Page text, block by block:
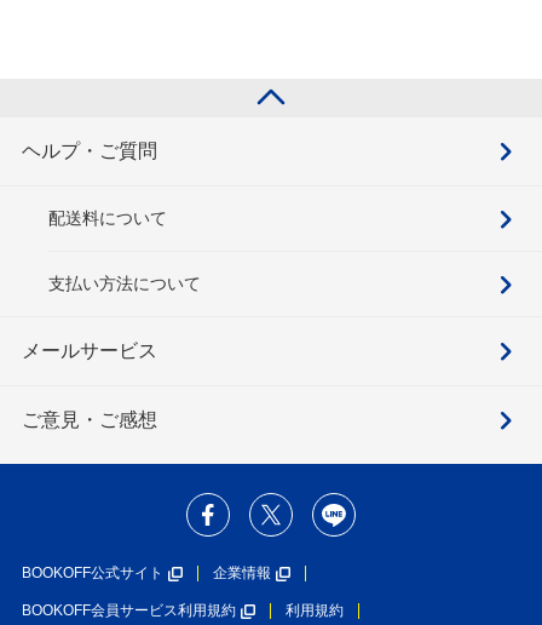
ヘルプ・ご質問
配送料について
支払い方法について
メールサービス
ご意見・ご感想
BOOKOFF公式サイト 企業情報
BOOKOFF会員サービス利用規約 利用規約